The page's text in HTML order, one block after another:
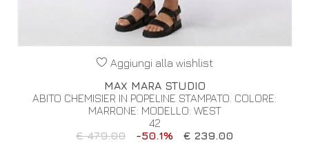
Aggiungi alla wishlist
MAX MARA STUDIO
ABITO CHEMISIER IN POPELINE STAMPATO. COLORE:
MARRONE: MODELLO: WEST
42
€ 479.00
-50.1% € 239.00